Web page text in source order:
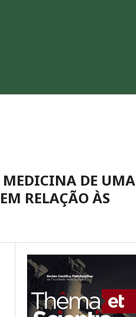
MEDICINA DE UMA
RELAÇÃO ÀS